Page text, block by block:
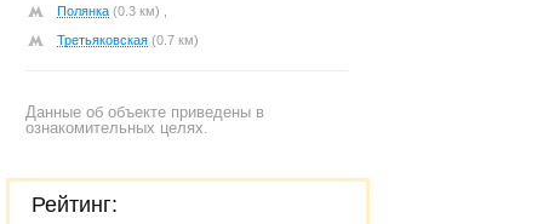
Полянка (0.3 км) ,
Третьяковская (0.7 км)
Данные об объекте приведены в
ознакомительных целях.
Рейтинг: